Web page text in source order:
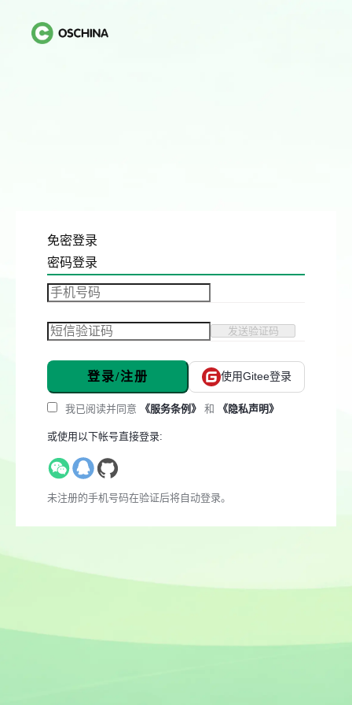
免密登录
密码登录
发送验证码
登录/注册 使用Gitee登录
我已阅读并同意 《服务条例》 和 《隐私声明》
或使用以下帐号直接登录:
未注册的手机号码在验证后将自动登录。